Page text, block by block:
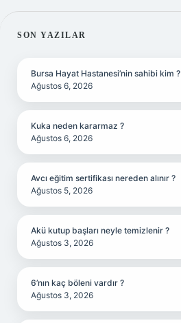
SIDEBAR
SON YAZILAR
Bursa Hayat Hastanesi’nin sahibi kim ?
Ağustos 6, 2026
Kuka neden kararmaz ?
Ağustos 6, 2026
Avcı eğitim sertifikası nereden alınır ?
Ağustos 5, 2026
Akü kutup başları neyle temizlenir ?
Ağustos 3, 2026
6’nın kaç böleni vardır ?
Ağustos 3, 2026